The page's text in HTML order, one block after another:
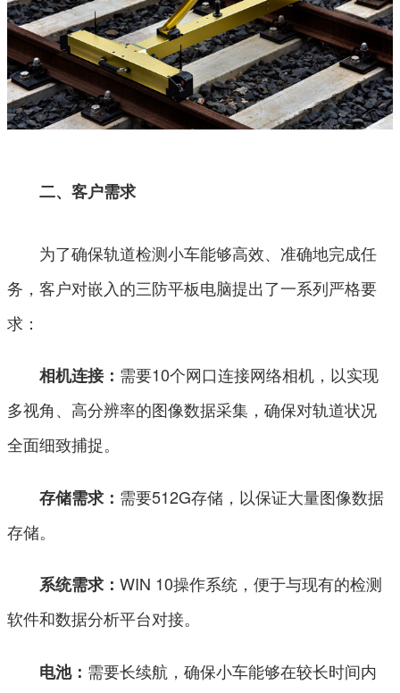
二、客户需求
为了确保轨道检测小车能够高效、准确地完成任
务，客户对嵌入的三防平板电脑提出了一系列严格要
求：
相机连接： 需要10个网口连接网络相机，以实现
多视角、高分辨率的图像数据采集，确保对轨道状况
全面细致捕捉。
存储需求： 需要512G存储，以保证大量图像数据
存储。
系统需求：WIN 10操作系统，便于与现有的检测
软件和数据分析平台对接。
电池： 需要长续航，确保小车能够在较长时间内